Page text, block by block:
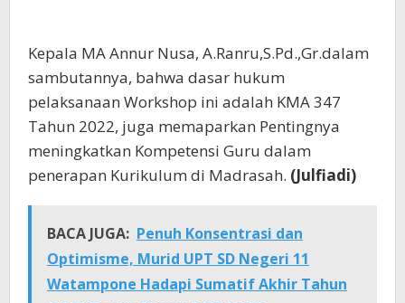
Kepala MA Annur Nusa, A.Ranru,S.Pd.,Gr.dalam
sambutannya, bahwa dasar hukum
pelaksanaan Workshop ini adalah KMA 347
Tahun 2022, juga memaparkan Pentingnya
meningkatkan Kompetensi Guru dalam
penerapan Kurikulum di Madrasah. (Julfiadi)
BACA JUGA: Penuh Konsentrasi dan
Optimisme, Murid UPT SD Negeri 11
Watampone Hadapi Sumatif Akhir Tahun